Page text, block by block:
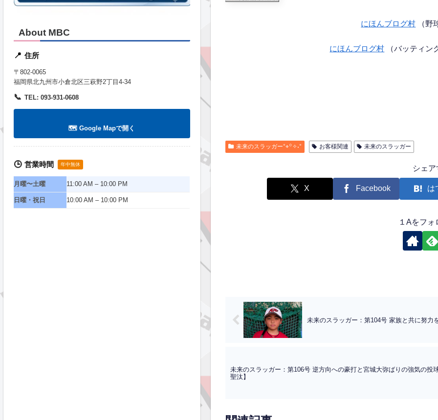
にほんブログ村 （野
にほんブログ村 （バッティン
未来のスラッガー°⌖꙳✧˖° お客様関連 未来のスラッガー
シェア
X Facebook は
１Aをフォ
未来のスラッガー：第104号 家族と共に努力
未来のスラッガー：第106号 逆方向への豪打と宮城大弥ばりの強気の投
聖汰】
About MBC
📍 住所
〒802-0065
福岡県北九州市小倉北区三萩野2丁目4-34
📞 TEL: 093-931-0608
🗺️ Google Mapで開く
🕒 営業時間 年中無休
月曜〜土曜 11:00 AM – 10:00 PM
日曜・祝日 10:00 AM – 10:00 PM